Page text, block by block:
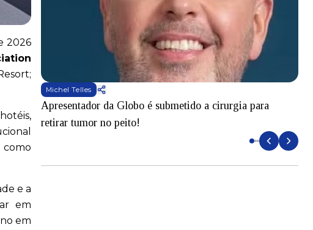
2026
como
e a
em
em
Michel Telles
Apresentador da Globo é submetido a cirurgia para
retirar tumor no peito!